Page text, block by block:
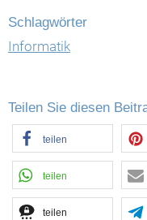
Schlagwörter
Informatik
Teilen Sie diesen
teilen
teilen
teilen